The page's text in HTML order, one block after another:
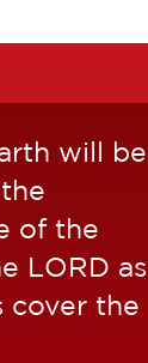
will be
of the
LORD as
cover the